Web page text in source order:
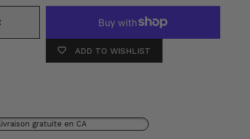
ADD TO WISHLIST
gratuite en CA